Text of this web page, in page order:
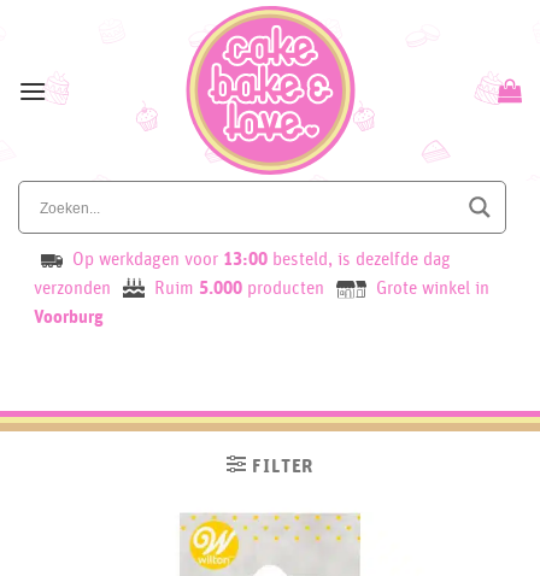
content
Op werkdagen voor 13:00 besteld, is dezelfde dag
verzonden
Ruim 5.000 producten
Grote winkel in
Voorburg
FILTER